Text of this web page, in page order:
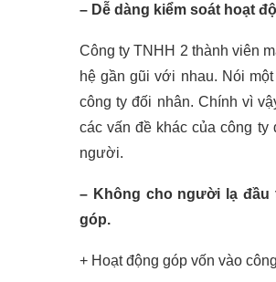
– Dễ dàng kiểm soát hoạt
Công ty TNHH 2 thành viên
hệ gần gũi với nhau. Nói
công ty đối nhân. Chính vì
các vấn đề khác của công
người.
– Không cho người lạ đầu
góp.
+ Hoạt động góp vốn vào